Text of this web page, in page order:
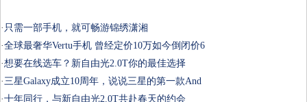
· 只需一部手机，就可畅游锦绣潇湘
·全球最奢华Vertu手机 曾经定价10万如今倒闭价6
·想要在线选车？新自由光2.0T你的最佳选择
·三星Galaxy成立10周年，说说三星的第一款And
·十年同行，与新自由光2.0T共赴春天的约会